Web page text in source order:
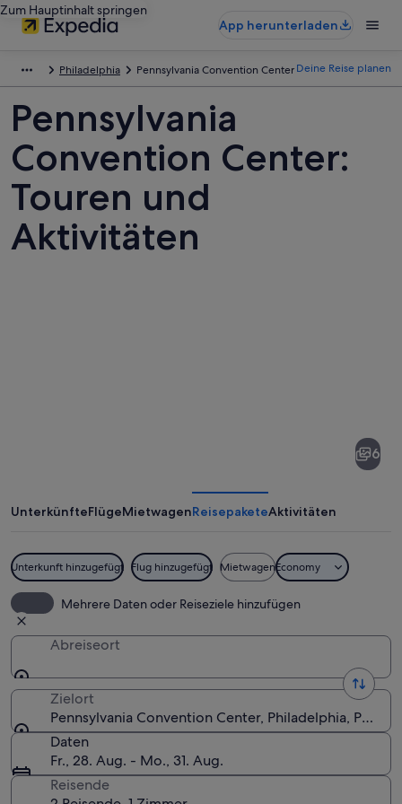
Zum Hauptinhalt springen
App herunterladen
Philadelphia Pennsylvania Convention CenterDeine Reise planen
Pennsylvania
Convention Center:
Touren und
Aktivitäten
6
UnterkünfteFlügeMietwagenReisepaketeAktivitäten
Unterkunft hinzugefügt Flug hinzugefügt MietwagenEconomy
Mehrere Daten oder Reiseziele hinzufügen
Abreiseort
Zielort
Pennsylvania Convention Center, Philadelphia,
Daten
Fr., 28. Aug. - Mo., 31. Aug.
Reisende